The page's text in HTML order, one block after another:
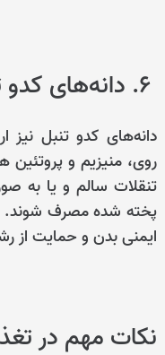
دانه‌های کدو تنبل نیز
روی، منیزیم و پروتئین
تنقلات سالم و یا به
پخته شده مصرف شوند.
ایمنی بدن و حمایت از
نکات مهم در